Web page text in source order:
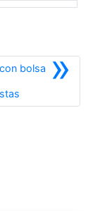
»
bolsa
Siguiente